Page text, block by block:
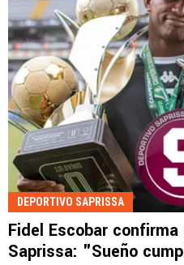
DEPORTIVO SAPRISSA
Fidel Escobar
Saprissa: "Sueño